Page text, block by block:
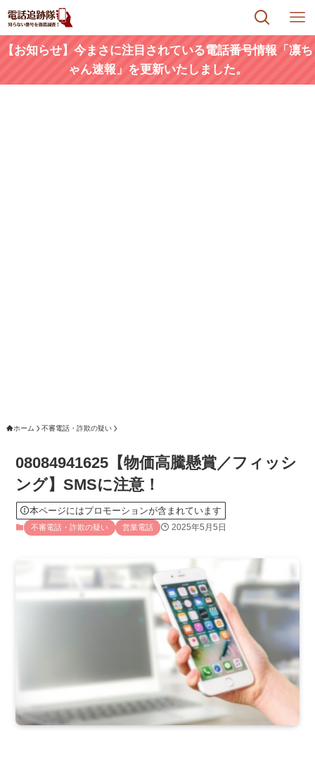
【お知らせ】今まさに注目されている電話番号情報「凛ち
ゃん速報」を更新いたしました。
ホーム 不審電話・詐欺の疑い
08084941625【物価高騰懸賞／フィッシ
ング】SMSに注意！
本ページにはプロモーションが含まれています
不審電話・詐欺の疑い 営業電話 2025年5月5日